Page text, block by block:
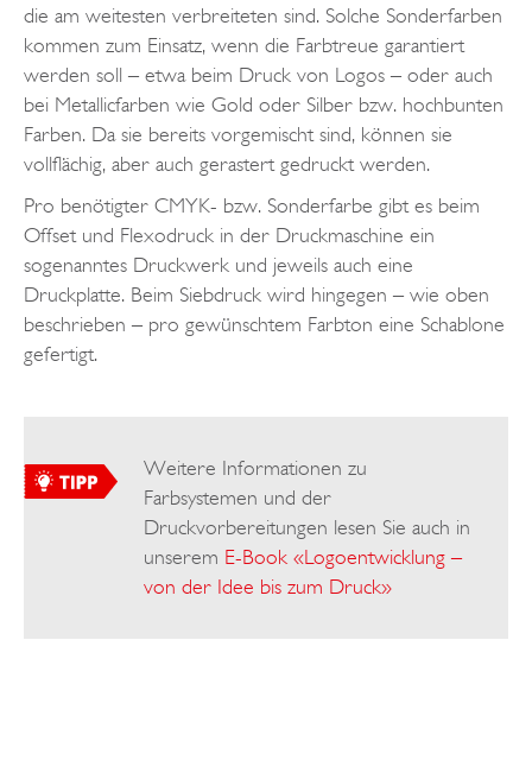
die am weitesten verbreiteten sind. Solche Sonderfarben
kommen zum Einsatz, wenn die Farbtreue garantiert
werden soll – etwa beim Druck von Logos – oder auch
bei Metallicfarben wie Gold oder Silber bzw. hochbunten
Farben. Da sie bereits vorgemischt sind, können sie
vollflächig, aber auch gerastert gedruckt werden.
Pro benötigter CMYK- bzw. Sonderfarbe gibt es beim
Offset und Flexodruck in der Druckmaschine ein
sogenanntes Druckwerk und jeweils auch eine
Druckplatte. Beim Siebdruck wird hingegen – wie oben
beschrieben – pro gewünschtem Farbton eine Schablone
gefertigt.
Weitere Informationen zu
Farbsystemen und der
Druckvorbereitungen lesen Sie auch in
unserem E-Book «Logoentwicklung –
von der Idee bis zum Druck»